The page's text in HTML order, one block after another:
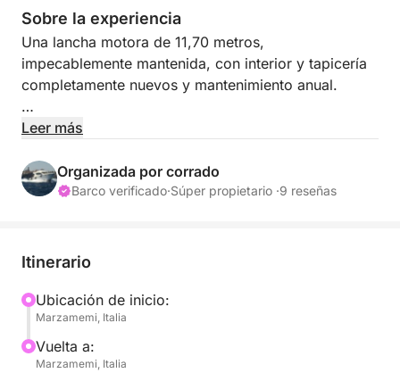
Sobre la experiencia
Una lancha motora de 11,70 metros,
impecablemente mantenida, con interior y tapicería
completamente nuevos y mantenimiento anual.
La embarcación está amarrada en el Club Náutico,
Es perfecta para escapadas familiares de fin de
de Sicilia). Las impresionantes vistas que se pueden
innumerables: Porto Palo di Capopassero, Vendicari,
Fontane Bianche, la famosa playa de Calamosche,
por nombrar solo algunas. En cualquier caso,
encontrará lugares preciosos, gente amable y una
Leer más
Organizada por corrado
Barco verificado·Súper propietario ·9 reseñas
Itinerario
Ubicación de inicio:
Marzamemi, Italia
Vuelta a:
Marzamemi, Italia